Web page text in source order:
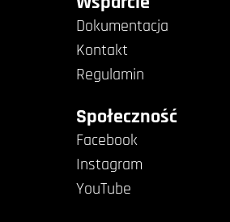
Dokumentacja
Kontakt
Regulamin
Społeczność
Facebook
Instagram
YouTube